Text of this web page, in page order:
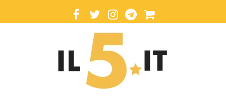
IL5.IT
Return to shop